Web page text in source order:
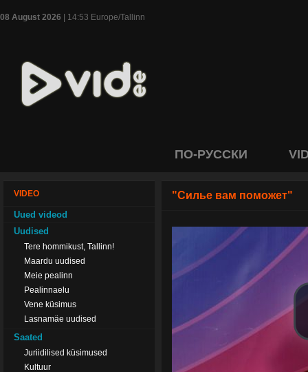
08 August 2026 | 14:53 Europe/Tallinn
ПО-РУССКИ
VIDEO
Uued videod
Uudised
Tere hommikust, Tallinn!
Maardu uudised
Meie pealinn
Pealinnaelu
Vene küsimus
Lasnamäe uudised
Saated
Juriidilised küsimused
Kultuur
"Силье вам поможет"